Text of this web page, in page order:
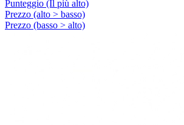
Punteggio (Il più alto)
Prezzo (alto > basso)
Prezzo (basso > alto)